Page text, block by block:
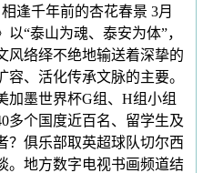
逢千年前的杏花春景 3月
“泰山为魂、泰安为体”，
风络绎不绝地输送着深挚的
、活化传承文脉的主要。
加墨世界杯G组、H组小组
多个国度近百名、留学生及
？俱乐部取英超球队切尔西
。地方数字电视书画频道结